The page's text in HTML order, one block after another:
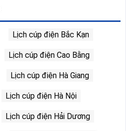
Lịch cúp điện Bắc Kạn
Lịch cúp điện Cao Bằng
Lịch cúp điện Hà Giang
Lịch cúp điện Hà Nội
Lịch cúp điện Hải Dương